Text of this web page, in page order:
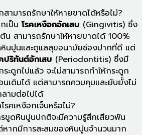
สามารถรักษาให้หายขาดได้หรือไม่?
เป็นโรคเหงือกอักเสบ (Gingivitis) ซึ่ง
ต้น สามารถรักษาให้หายขาดได้ 100%
นปูนและดูแลสุขอนามัยช่องปากที่ดี แต่
ปริทันต์อักเสบ (Periodontitis) ซึ่งมี
ะดูกไปแล้ว จะไม่สามารถทำให้กระดูก
นเดิมได้ แต่สามารถควบคุมและยับยั้งไม่
ามต่อไปได้
รคเหงือกเจ็บหรือไม่?
ขูดหินปูนปกติจะมีความรู้สึกเสียวฟัน
ากมีการสะสมของหินปูนจำนวนมาก